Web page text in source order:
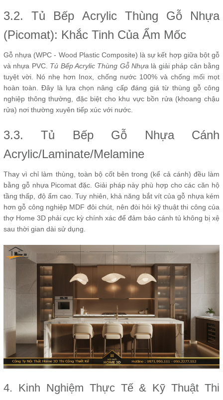
3.2. Tủ Bếp Acrylic Thùng Gỗ Nhựa
(Picomat): Khắc Tinh Của Ẩm Mốc
Gỗ nhựa (WPC - Wood Plastic Composite) là sự kết hợp giữa bột gỗ
và nhựa PVC. Tủ Bếp Acrylic Thùng Gỗ Nhựa là giải pháp cân bằng
tuyệt vời. Nó nhẹ hơn Inox, chống nước 100% và chống mối mọt
hoàn toàn. Đây là lựa chọn nâng cấp đáng giá từ thùng gỗ công
nghiệp thông thường, đặc biệt cho khu vực bồn rửa (khoang chậu
rửa) nơi thường xuyên tiếp xúc với nước.
3.3. Tủ Bếp Gỗ Nhựa Cánh
Acrylic/Laminate/Melamine
Thay vì chỉ làm thùng, toàn bộ cốt bên trong (kể cả cánh) đều làm
bằng gỗ nhựa Picomat đặc. Giải pháp này phù hợp cho các căn hộ
tầng thấp, độ ẩm cao. Tuy nhiên, khả năng bắt vít của gỗ nhựa kém
hơn gỗ công nghiệp MDF đôi chút, nên đòi hỏi kỹ thuật thi công của
thợ Home 3D phải cực kỳ chính xác để đảm bảo cánh tủ không bị xệ
sau thời gian dài sử dụng.
4. Kinh Nghiệm Thực Tế & Kỹ Thuật Thi